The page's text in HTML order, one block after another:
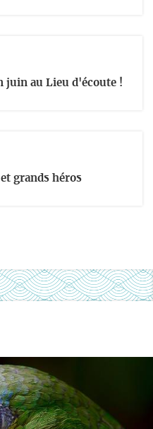
juin au Lieu d'écoute !
grands héros